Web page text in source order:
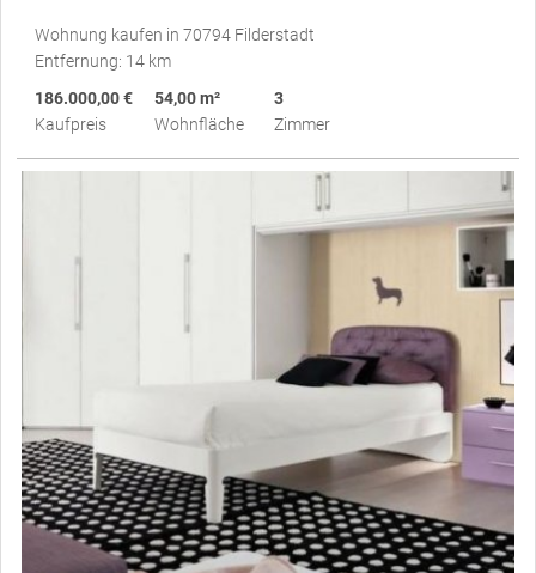
Wohnung kaufen in 70794 Filderstadt
Entfernung: 14 km
186.000,00 €
Kaufpreis
54,00 m²
Wohnfläche
3
Zimmer